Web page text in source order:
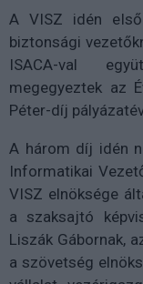
A VISZ idén
biztonsági
ISACA-val
megegyeztek az
Péter-díj
A három díj idén
Informatikai
VISZ elnöksége
a szaksajtó
Liszák Gábornak,
a szövetség